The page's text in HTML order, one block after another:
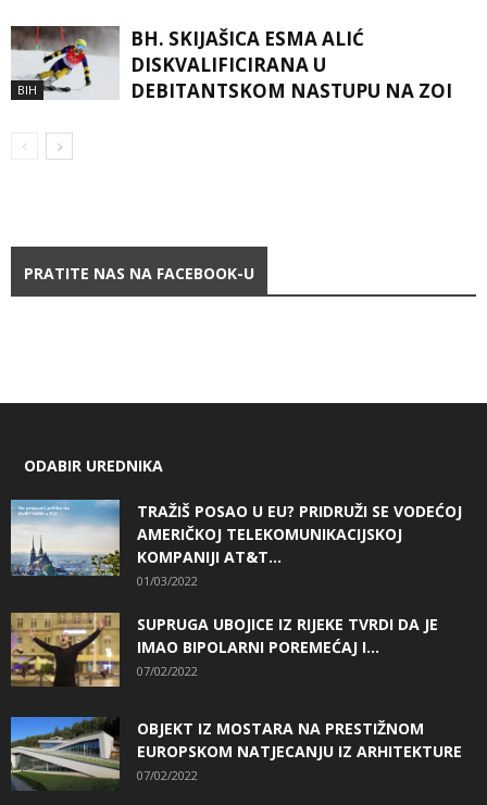
BIH
BH. SKIJAŠICA ESMA ALIĆ
DISKVALIFICIRANA U
DEBITANTSKOM NASTUPU NA ZOI
PRATITE NAS NA FACEBOOK-U
ODABIR UREDNIKA
TRAŽIŠ POSAO U EU? PRIDRUŽI SE VODEĆOJ
AMERIČKOJ TELEKOMUNIKACIJSKOJ
KOMPANIJI AT&T...
01/03/2022
SUPRUGA UBOJICE IZ RIJEKE TVRDI DA JE
IMAO BIPOLARNI POREMEĆAJ I...
07/02/2022
OBJEKT IZ MOSTARA NA PRESTIŽNOM
EUROPSKOM NATJECANJU IZ ARHITEKTURE
07/02/2022